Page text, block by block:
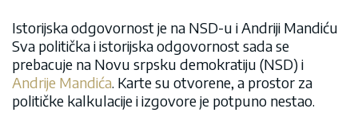
Istorijska odgovornost je na NSD-u i Andriji Mandiću
Sva politička i istorijska odgovornost sada se
prebacuje na Novu srpsku demokratiju (NSD) i
Andrije Mandića. Karte su otvorene, a prostor za
političke kalkulacije i izgovore je potpuno nestao.